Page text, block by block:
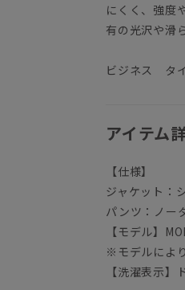
にくく、強度
有の光沢や滑
ビジネス タ
アイテム
【仕様】
ジャケット：
パンツ：ノー
【モデル】
※モデルによ
【洗濯表示】